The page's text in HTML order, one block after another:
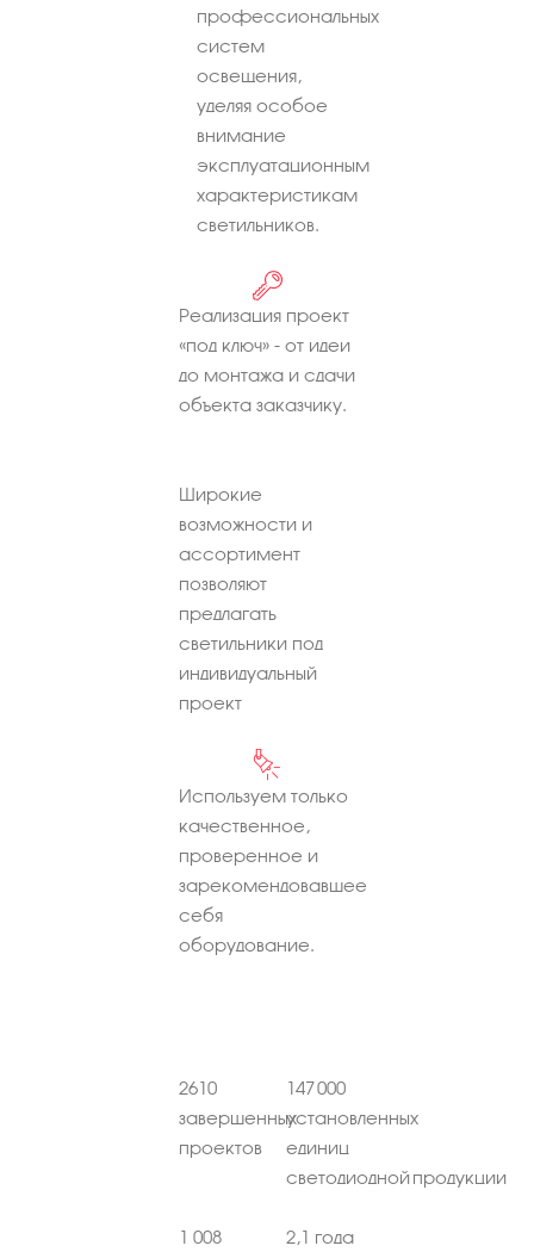
профессиональных
систем
освещения,
уделяя особое
внимание
эксплуатационным
характеристикам
светильников.
Реализация проект
«под ключ» - от идеи
до монтажа и сдачи
объекта заказчику.
Широкие
возможности и
ассортимент
позволяют
предлагать
светильники под
индивидуальный
проект
Используем только
качественное,
проверенное и
зарекомендовавшее
себя
оборудование.
2610
завершенных
проектов
147 000
установленных
единиц
светодиодной продукции
1 008
2,1 года